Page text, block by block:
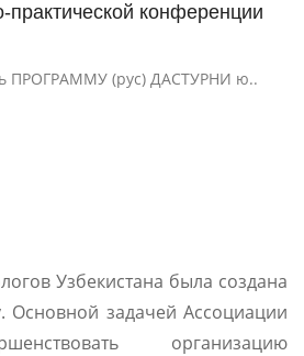
конференции
ПРОГРАММУ (рус) ДАСТУРНИ ю..
Узбекистана была создана
Основной задачей Ассоциации
организацию